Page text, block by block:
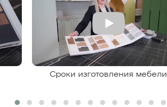
Сроки изготовления мебели